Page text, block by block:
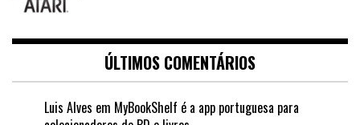
ÚLTIMOS COMENTÁRIOS
Luis Alves em MyBookShelf é a app portuguesa para